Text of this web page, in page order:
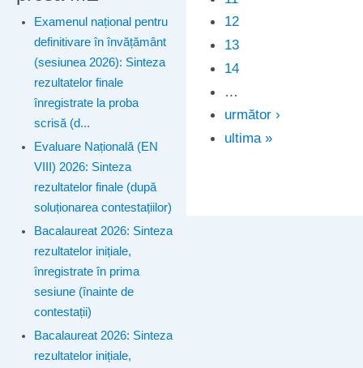
Examenul național pentru
definitivare în învățământ
(sesiunea 2026): Sinteza
rezultatelor finale
înregistrate la proba
scrisă (d...
Evaluare Națională (EN
VIII) 2026: Sinteza
rezultatelor finale (după
soluționarea contestațiilor)
Bacalaureat 2026: Sinteza
rezultatelor inițiale,
înregistrate în prima
sesiune (înainte de
contestații)
Bacalaureat 2026: Sinteza
rezultatelor inițiale,
12
13
14
…
următor ›
ultima »